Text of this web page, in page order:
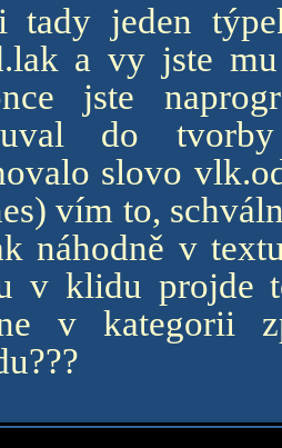
tady jeden
a vy jste
jste
do
slovo
vím to,
náhodně v
v klidu projde
v kategorii